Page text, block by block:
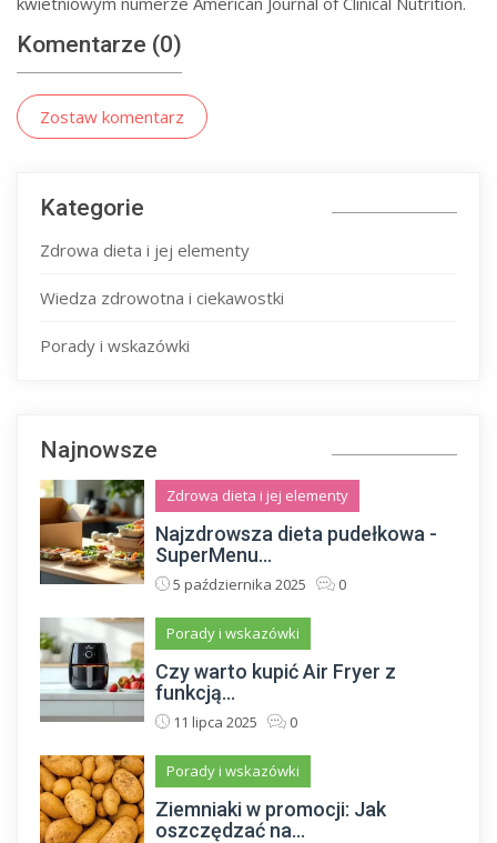
Komentarze (0)
Zostaw komentarz
Kategorie
Zdrowa dieta i jej elementy
Wiedza zdrowotna i ciekawostki
Porady i wskazówki
Najnowsze
Zdrowa dieta i jej elementy
Najzdrowsza dieta pudełkowa -
SuperMenu...
5 października 2025 0
Porady i wskazówki
Czy warto kupić Air Fryer z
funkcją...
11 lipca 2025 0
Porady i wskazówki
Ziemniaki w promocji: Jak
oszczędzać na...